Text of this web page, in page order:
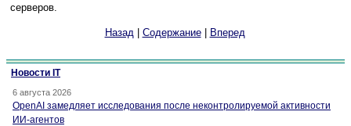
серверов.
Назад Содержание| Вперед
Новости IT
6 августа 2026
OpenAI замедляет исследования после неконтролируемой активности
ИИ-агентов